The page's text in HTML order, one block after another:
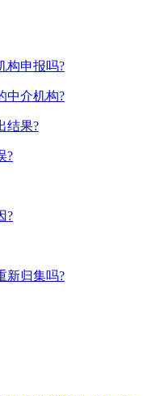
构申报吗?
中介机构?
结果?
?
?
新归集吗?